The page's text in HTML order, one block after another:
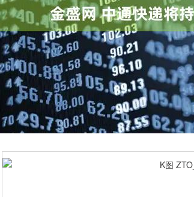
深证成指 14112.85 -31.36 -0.22%